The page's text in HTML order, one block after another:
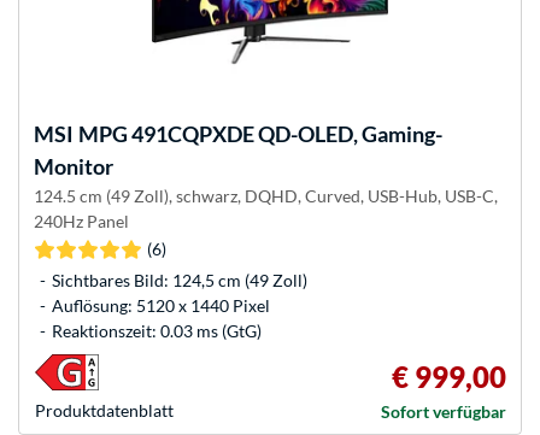
MSI MPG 491CQPXDE QD-OLED, Gaming-
Monitor
124.5 cm (49 Zoll), schwarz, DQHD, Curved, USB-Hub, USB-C,
240Hz Panel
(6)
Sichtbares Bild: 124,5 cm (49 Zoll)
Auflösung: 5120 x 1440 Pixel
Reaktionszeit: 0.03 ms (GtG)
Produkt­datenblatt
€ 999,00
Sofort verfügbar